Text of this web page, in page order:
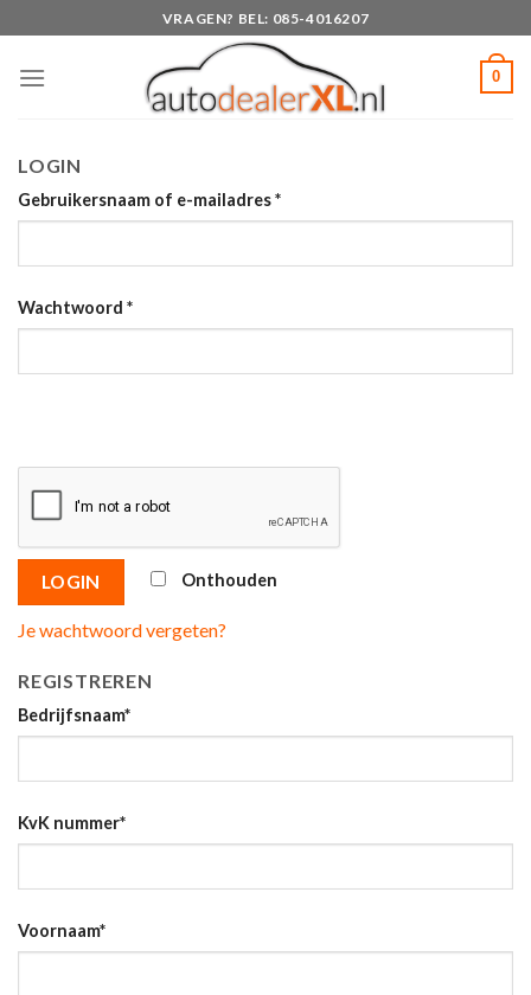
to
content
VRAGEN? BEL: 085-4016207
0
LOGIN
Gebruikersnaam of e-mailadres*
Wachtwoord *
LOGIN Onthouden
Je wachtwoord vergeten?
REGISTREREN
Bedrijfsnaam*
KvK nummer*
Voornaam*